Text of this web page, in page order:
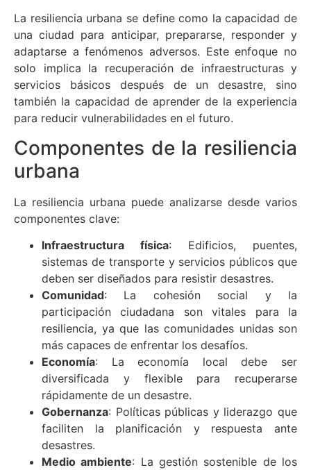
La resiliencia urbana se define como la capacidad de
una ciudad para anticipar, prepararse, responder y
adaptarse a fenómenos adversos. Este enfoque no
solo implica la recuperación de infraestructuras y
servicios básicos después de un desastre, sino
también la capacidad de aprender de la experiencia
para reducir vulnerabilidades en el futuro.
Componentes de la resiliencia
urbana
La resiliencia urbana puede analizarse desde varios
componentes clave:
Infraestructura física: Edificios, puentes,
sistemas de transporte y servicios públicos que
deben ser diseñados para resistir desastres.
Comunidad: La cohesión social y la
participación ciudadana son vitales para la
resiliencia, ya que las comunidades unidas son
más capaces de enfrentar los desafíos.
Economía: La economía local debe ser
diversificada y flexible para recuperarse
rápidamente de un desastre.
Gobernanza: Políticas públicas y liderazgo que
faciliten la planificación y respuesta ante
desastres.
Medio ambiente: La gestión sostenible de los